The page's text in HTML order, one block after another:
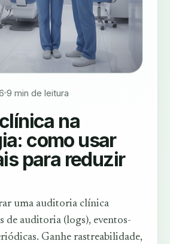
9 min de leitura
na
como usar
para reduzir
uma auditoria clínica
de auditoria (logs), eventos-
Ganhe rastreabilidade,